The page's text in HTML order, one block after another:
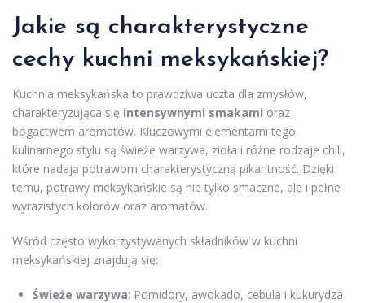
Jakie są charakterystyczne
cechy kuchni meksykańskiej?
Kuchnia meksykańska to prawdziwa uczta dla zmysłów,
charakteryzująca się intensywnymi smakami oraz
bogactwem aromatów. Kluczowymi elementami tego
kulinarnego stylu są świeże warzywa, zioła i różne rodzaje chili,
które nadają potrawom charakterystyczną pikantność. Dzięki
temu, potrawy meksykańskie są nie tylko smaczne, ale i pełne
wyrazistych kolorów oraz aromatów.
Wśród często wykorzystywanych składników w kuchni
meksykańskiej znajdują się:
Świeże warzywa: Pomidory, awokado, cebula i kukurydza